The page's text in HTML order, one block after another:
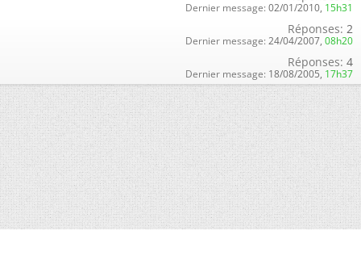
Dernier message: 02/01/2010, 15h31
Réponses: 2
Dernier message: 24/04/2007, 08h20
Réponses: 4
Dernier message: 18/08/2005, 17h37